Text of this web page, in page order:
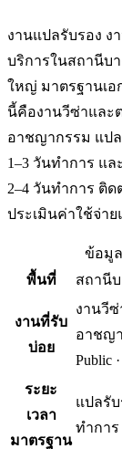
งานแปลรับรอง ง
บริการในสถานีบ
ใหญ่ มาตรฐานเอ
นี้คืองานวีซ่าและ
อาชญากรรม แปล
1–3 วันทำการ แ
2–4 วันทำการ ติด
ประเมินค่าใช้จ่าย
ข้อมู
พื้นที่
สถานี
งานที่รับ
บ่อย
งานวีซ่
อาชญา
Public
ระยะ
เวลา
มาตรฐาน
แปลรับ
ทำการ